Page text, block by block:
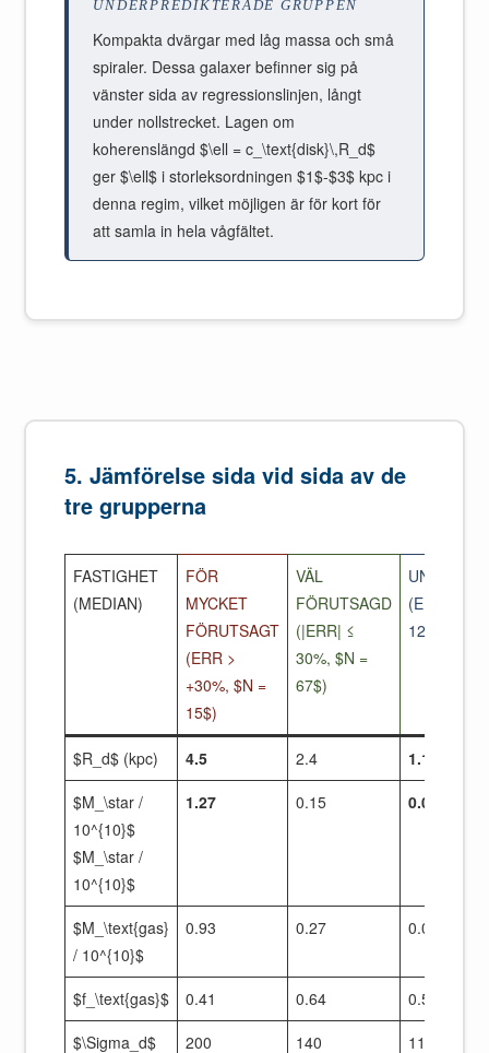
UNDERPREDIKTERADE GRUPPEN
Kompakta dvärgar med låg massa och små
spiraler. Dessa galaxer befinner sig på
vänster sida av regressionslinjen, långt
under nollstrecket. Lagen om
koherenslängd $\ell = c_\text{disk}\,R_d$
ger $\ell$ i storleksordningen $1$-$3$ kpc i
denna regim, vilket möjligen är för kort för
att samla in hela vågfältet.
5. Jämförelse sida vid sida av de
tre grupperna
FASTIGHET
(MEDIAN)
FÖR
MYCKET
FÖRUTSAGT
(ERR >
+30%, $N =
15$)
VÄL
FÖRUTSAGD
(|ERR| ≤
30%, $N =
67$)
(ERR < -
12$)
$R_d$ (kpc) 4.5 2.4
1.1
$M_\star /
10^{10}$
$M_\star /
10^{10}$
1.27 0.15 0.027
$M_\text{gas}
/ 10^{10}$
0.93 0.27 0.04
$f_\text{gas}$ 0.41 0.64
0.58
$\Sigma_d$
200 140 115